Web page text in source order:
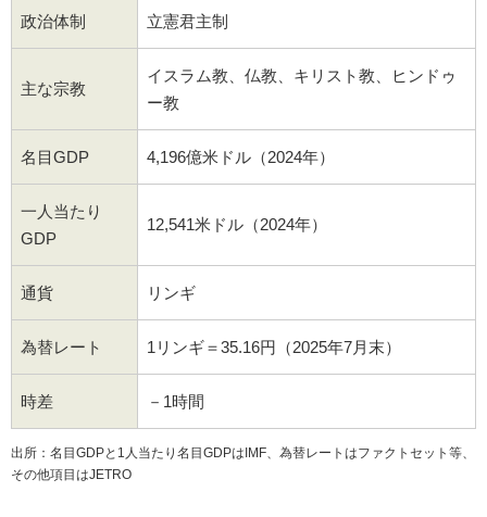
政治体制 立憲君主制
主な宗教
イスラム教、仏教、キリスト教、ヒンドゥ
ー教
名目GDP 4,196億米ドル（2024年）
一人当たり
GDP
12,541米ドル（2024年）
通貨 リンギ
為替レート 1リンギ＝35.16円（2025年7月末）
時差 －1時間
出所：名目GDPと1人当たり名目GDPはIMF、為替レートはファクトセット等、
その他項目はJETRO